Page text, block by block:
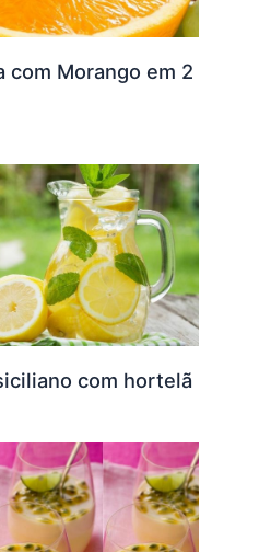
com Morango em 2
com hortelã